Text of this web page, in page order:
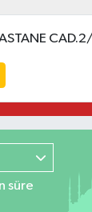
süre